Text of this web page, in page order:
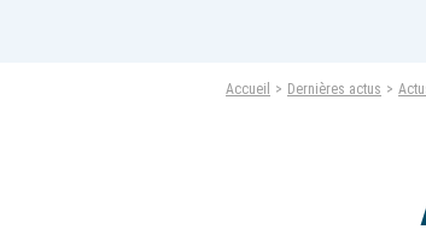
Accueil Dernières actus